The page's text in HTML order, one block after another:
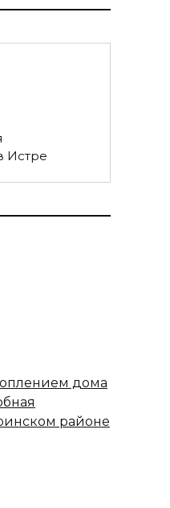
Истре
дома
районе